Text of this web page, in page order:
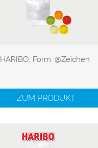
HARIBO, Form: @Zeichen
ZUM PRODUKT